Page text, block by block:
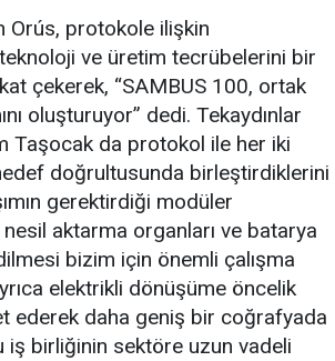
Orús, protokole ilişkin
ve üretim tecrübelerini bir
çekerek, “SAMBUS 100, ortak
oluşturuyor” dedi. Tekaydınlar
Taşocak da protokol ile her iki
doğrultusunda birleştirdiklerini
gerektirdiği modüler
aktarma organları ve batarya
bizim için önemli çalışma
elektrikli dönüşüme öncelik
ederek daha geniş bir coğrafyada
iş birliğinin sektöre uzun vadeli